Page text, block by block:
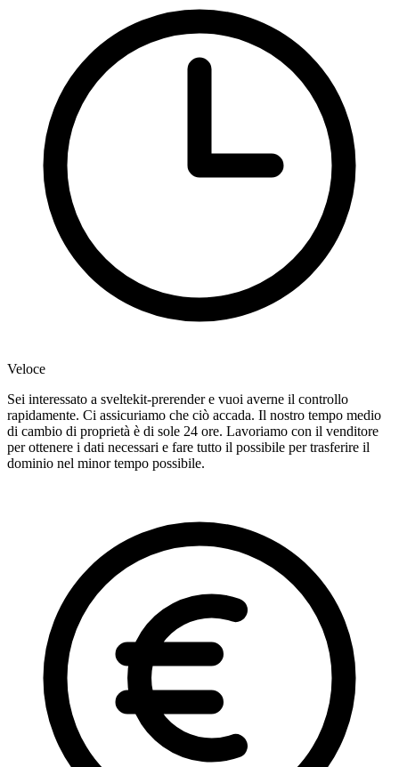
Veloce
Sei interessato a sveltekit-prerender e vuoi averne il controllo
rapidamente. Ci assicuriamo che ciò accada. Il nostro tempo medio
di cambio di proprietà è di sole 24 ore. Lavoriamo con il venditore
per ottenere i dati necessari e fare tutto il possibile per trasferire il
dominio nel minor tempo possibile.